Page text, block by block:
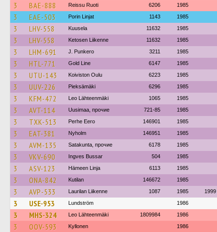
3 BAE-888 Reissu Ruoti 6206 1985
3 EAE-503 Porin Linjat 1143 1985
3 LHV-558 Kuusela 11632 1985
3 LHV-558 Ketosen Liikenne 11632 1985
3 LHM-691 J. Punkero 3211 1985
3 HTL-771 Gold Line 6147 1985
3 UTU-143 Koiviston Oulu 6223 1985
3 UUV-226 Pieksämäki 6296 1985
3 KFM-472 Leo Lähteenmäki 1065 1985
3 AVT-114 Uusimaa, прочие 721-85 1985
3 TXK-513 Perhe Eero 146901 1985
3 EAT-381 Nyholm 146951 1985
3 AVM-135 Satakunta, прочие 6178 1985
3 VKV-690 Ingves Bussar 504 1985
3 ASV-123 Hämeen Linja 6113 1985
3 ONA-842 Kutilan 146672 1985
3 AVP-533 Laurilan Liikenne 1087 1985 1999
3 USE-953 Lundström 1986
3 MHS-324 Leo Lähteenmäki 1809984 1986
3 OOV-593 Kyllonen 1986